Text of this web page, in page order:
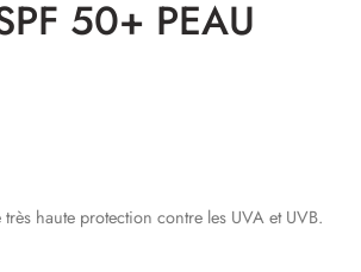
50+ PEAU
haute protection contre les UVA et UVB.